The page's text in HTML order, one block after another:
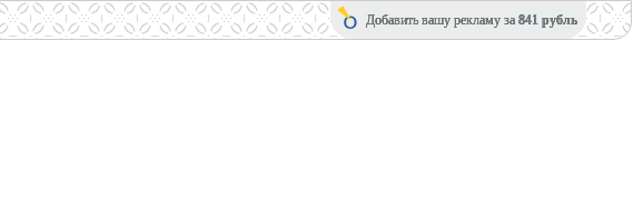
Добавить вашу рекламу за 841 рубль